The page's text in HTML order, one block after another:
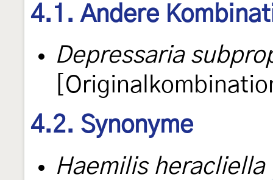
4.1. Andere
Depressaria
4.2. Synonyme
Haemilis heracliella